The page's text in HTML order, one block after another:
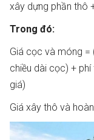
xây dựng phần thô
Trong đó:
Giá cọc và móng =
chiều dài cọc) +
giá)
Giá xây thô và